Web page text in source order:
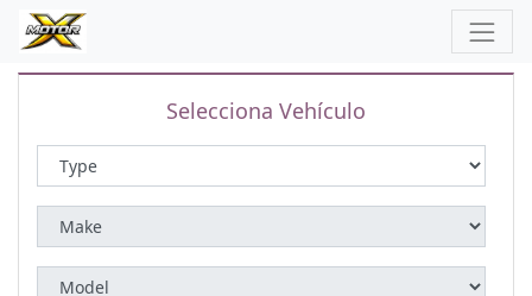
Selecciona Vehículo